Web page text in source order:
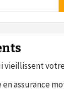
vieillissent
assurance